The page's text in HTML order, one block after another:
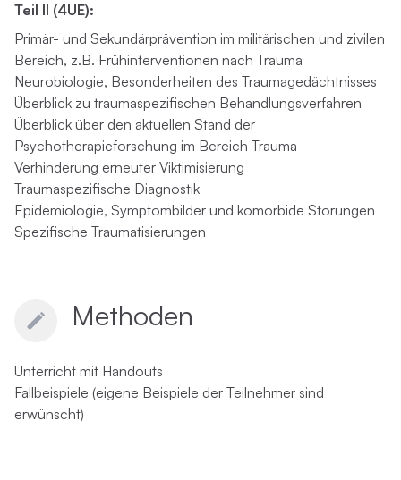
Teil II (4UE):
Primär- und Sekundärprävention im militärischen und zivilen
Bereich, z.B. Frühinterventionen nach Trauma
Neurobiologie, Besonderheiten des Traumagedächtnisses
Überblick zu traumaspezifischen Behandlungsverfahren
Überblick über den aktuellen Stand der
Psychotherapieforschung im Bereich Trauma
Verhinderung erneuter Viktimisierung
Traumaspezifische Diagnostik
Epidemiologie, Symptombilder und komorbide Störungen
Spezifische Traumatisierungen
Methoden
Unterricht mit Handouts
Fallbeispiele (eigene Beispiele der Teilnehmer sind
erwünscht)